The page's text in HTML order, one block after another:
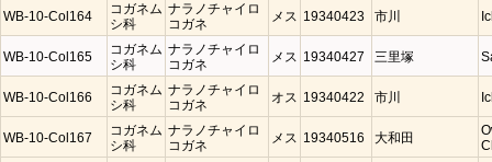
WB-10-Col164
コガネム
シ科
ナラノチャイロ
コガネ
メス 19340423 市川
WB-10-Col165
コガネム
シ科
ナラノチャイロ
コガネ
メス 19340427 三里塚
WB-10-Col166
コガネム
シ科
ナラノチャイロ
コガネ
オス 19340422 市川
WB-10-Col167
コガネム
シ科
ナラノチャイロ
コガネ
メス 19340516 大和田